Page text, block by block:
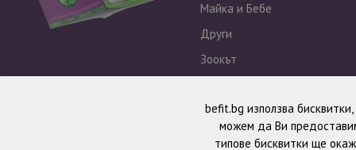
Майка и Бебе
Други
Зоокът
befit.bg използва
можем да Ви
типове бисквитки ще